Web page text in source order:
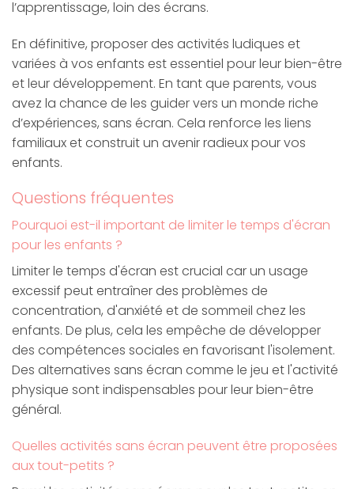
l’apprentissage, loin des écrans.
En définitive, proposer des activités ludiques et
variées à vos enfants est essentiel pour leur bien-être
et leur développement. En tant que parents, vous
avez la chance de les guider vers un monde riche
d’expériences, sans écran. Cela renforce les liens
familiaux et construit un avenir radieux pour vos
enfants.
Questions fréquentes
Pourquoi est-il important de limiter le temps d'écran
pour les enfants ?
Limiter le temps d'écran est crucial car un usage
excessif peut entraîner des problèmes de
concentration, d'anxiété et de sommeil chez les
enfants. De plus, cela les empêche de développer
des compétences sociales en favorisant l'isolement.
Des alternatives sans écran comme le jeu et l'activité
physique sont indispensables pour leur bien-être
général.
Quelles activités sans écran peuvent être proposées
aux tout-petits ?